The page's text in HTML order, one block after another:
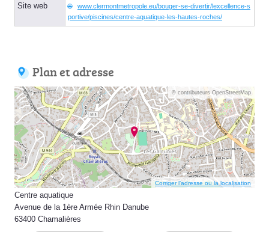
Site web
www.clermontmetropole.eu/bouger-se-divertir/lexcellence-s
portive/piscines/centre-aquatique-les-hautes-roches/
Plan et adresse
© contributeurs OpenStreetMap
Corriger l’adresse ou la localisation
Centre aquatique
Avenue de la 1ère Armée Rhin Danube
63400 Chamalières